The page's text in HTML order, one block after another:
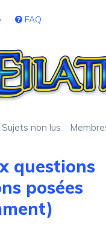
FAQ
Sujets non lus
questions
posées